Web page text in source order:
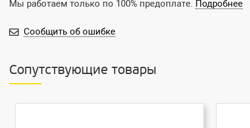
Мы работаем только по 100% предоплате. Подробнее
Сообщить об ошибке
Сопутствующие товары